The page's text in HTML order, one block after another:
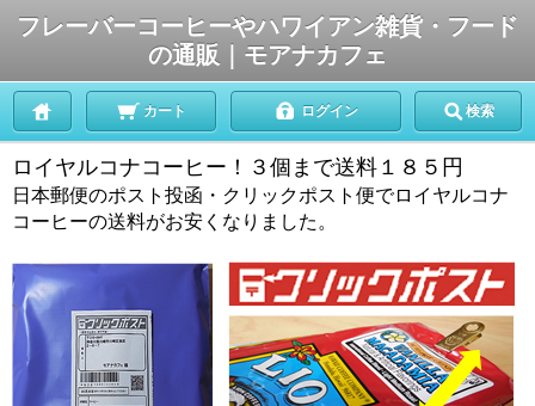
フレーバーコーヒーやハワイアン雑貨・フード
の通販｜モアナカフェ
カート ログイン 検索
ロイヤルコナコーヒー！３個まで送料１８５円
日本郵便のポスト投函・クリックポスト便でロイヤルコナ
コーヒーの送料がお安くなりました。